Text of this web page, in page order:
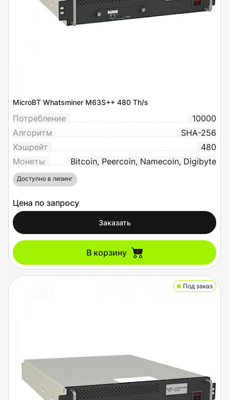
MicroBT Whatsminer M63S++ 480 Th/s
Потребление
10000
Алгоритм
SHA-256
Хэшрейт
480
Монеты
Bitcoin, Peercoin, Namecoin, Digibyte
Доступно в лизинг
Цена по запросу
Заказать
В корзину
Под заказ